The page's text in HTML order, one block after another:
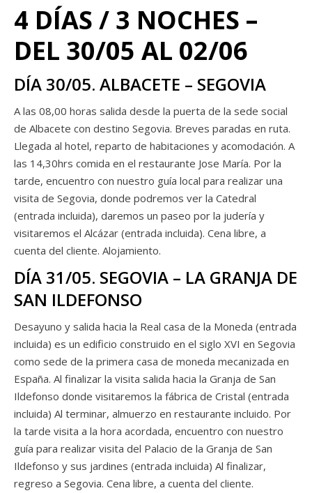
4 DÍAS / 3 NOCHES –
DEL 30/05 AL 02/06
DÍA 30/05. ALBACETE – SEGOVIA
A las 08,00 horas salida desde la puerta de la sede social
de Albacete con destino Segovia. Breves paradas en ruta.
Llegada al hotel, reparto de habitaciones y acomodación. A
las 14,30hrs comida en el restaurante Jose María. Por la
tarde, encuentro con nuestro guía local para realizar una
visita de Segovia, donde podremos ver la Catedral
(entrada incluida), daremos un paseo por la judería y
visitaremos el Alcázar (entrada incluida). Cena libre, a
cuenta del cliente. Alojamiento.
DÍA 31/05. SEGOVIA – LA GRANJA DE
SAN ILDEFONSO
Desayuno y salida hacia la Real casa de la Moneda (entrada
incluida) es un edificio construido en el siglo XVI en Segovia
como sede de la primera casa de moneda mecanizada en
España. Al finalizar la visita salida hacia la Granja de San
Ildefonso donde visitaremos la fábrica de Cristal (entrada
incluida) Al terminar, almuerzo en restaurante incluido. Por
la tarde visita a la hora acordada, encuentro con nuestro
guía para realizar visita del Palacio de la Granja de San
Ildefonso y sus jardines (entrada incluida) Al finalizar,
regreso a Segovia. Cena libre, a cuenta del cliente.